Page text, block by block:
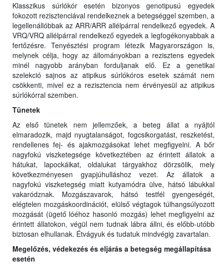
Klasszikus súrlókór esetén bizonyos genotipusú egyedek
fokozott rezisztenciával rendelkeznek a betegséggel szemben, a
legellenállóbbak az ARR/ARR allélpárral rendelkező egyedek. A
VRQ/VRQ allélpárral rendelkező egyedek a legfogékonyabbak a
fertőzésre. Tenyésztési program létezik Magyarországon is,
melynek célja, hogy az állományokban a rezisztens egyedek
minél nagyobb arányban forduljanak elő. Ez a genetikai
szelekció sajnos az atipikus súrlókóros esetek számát nem
csökkenti, mivel ez a rezisztencia nem érvényesül az atipikus
súrlókórral szemben.
Tünetek
Az első tünetek nem jellemzőek, a beteg állat a nyájtól
elmaradozik, majd nyugtalanságot, fogcsikorgatást, reszketést,
rendellenes fej- és ajakmozgásokat lehet megfigyelni. A bőr
nagyfokú viszketegsége következtében az érintett állatok a
hátukat, lapockáikat, oldalukat tárgyakhoz dörzsölik, mely
következményesen gyapjúhulláshoz vezet. Az állatok a
nagyfokú viszketegség miatt kutyamódra ülve, hátsó lábukkal
vakaródznak. Mozgászavarok, hátsó testfél gyengeségét,
elégtelen mozgáskoordinációt, elülső végtagok túlhangsúlyozott
mozgását (ügető lóéhoz hasonló mozgás) lehet megfigyelni az
érintett állatokon, végül nem tudnak lábra állni, és előbb-utóbb
biztosan elhullanak. Étvágyuk és tudatuk mindvégig zavartalan.
Megelőzés, védekezés és eljárás a betegség megállapítása
esetén